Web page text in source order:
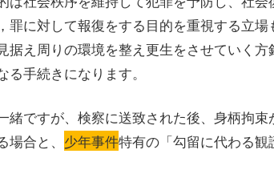
罪に対して報復をする目的を重視する立場
据え周りの環境を整え更生をさせていく
手続きになります。
緒ですが、検察に送致された後、身柄拘束
合と、 少年事件特有の「勾留に代わる観